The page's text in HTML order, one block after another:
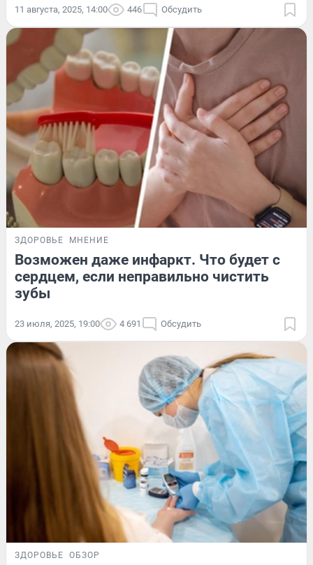
11 августа, 2025, 14:00 446 Обсудить
ЗДОРОВЬЕ МНЕНИЕ
Возможен даже инфаркт. Что будет с
сердцем, если неправильно чистить
зубы
23 июля, 2025, 19:00 4 691 Обсудить
ЗДОРОВЬЕ ОБЗОР